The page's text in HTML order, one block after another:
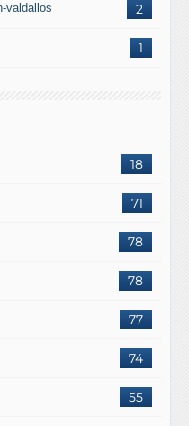
2
valdallos
1
18
71
78
78
77
74
55